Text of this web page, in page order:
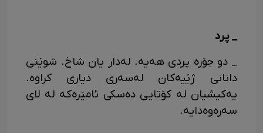
_ پرد
_ دو جۆره پردی هه‌یه. له‌دار یان شاخ. شوێنی
دانانی ژێیه‌کان له‌سه‌ری دیاری کراوه.
یه‌کیشیان له کۆتایی ده‌سکی ئامێره‌که له لای
سه‌ره‌وه‌دایه.